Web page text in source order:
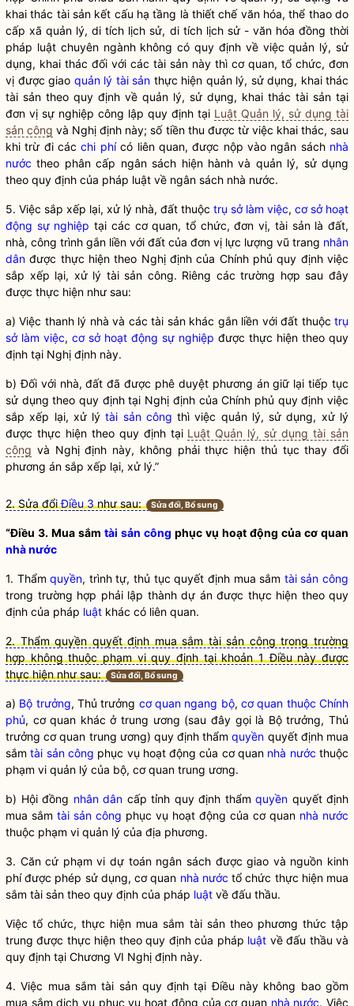
khai thác tài sản kết cấu hạ tầng là thiết chế văn hóa, thể thao do
cấp xã quản lý, di tích lịch sử, di tích lịch sử - văn hóa đồng thời
pháp luật chuyên ngành không có quy định về việc quản lý, sử
dụng, khai thác đối với các tài sản này thì cơ quan, tổ chức, đơn
vị được giao quản lý tài sản thực hiện quản lý, sử dụng, khai thác
tài sản theo quy định về quản lý, sử dụng, khai thác tài sản tại
đơn vị sự nghiệp công lập quy định tại Luật Quản lý, sử dụng tài
sản công và Nghị định này; số tiền thu được từ việc khai thác, sau
khi trừ đi cácchi phícó liên quan, được nộp vào ngân sách nhà
nước theo phân cấp ngân sách hiện hành và quản lý, sử dụng
theo quy định của pháp luật về ngân sách nhà nước.
5. Việc sắp xếp lại, xử lý nhà, đất thuộc trụ sở làm việc, cơ sở hoạt
động sự nghiệp tại các cơ quan, tổ chức, đơn vị, tài sản là đất,
nhà, công trình gắn liền với đất của đơn vị lực lượng vũ trang nhân
dân được thực hiện theo Nghị định của Chính phủ quy định việc
sắp xếp lại, xử lý tài sản công. Riêng các trường hợp sau đây
được thực hiện như sau:
a) Việc thanh lý nhà và các tài sản khác gắn liền với đất thuộc trụ
sở làm việc, cơ sở hoạt động sự nghiệp được thực hiện theo quy
định tại Nghị định này.
b) Đối với nhà, đất đã được phê duyệt phương án giữ lại tiếp tục
sử dụng theo quy định tại Nghị định của Chính phủ quy định việc
sắp xếp lại, xử lýtài sản công thì việc quản lý, sử dụng, xử lý
được thực hiện theo quy định tại Luật Quản lý, sử dụng tài sản
công và Nghị định này, không phải thực hiện thủ tục thay đổi
phương án sắp xếp lại, xử lý.”
2. Sửa đổiĐiều 3như sau: Sửa đổi, Bổ sung
“Điều 3. Mua sắm tài sản công phục vụ hoạt động của cơ quan
nhà nước
1. Thẩmquyền, trình tự, thủ tục quyết định mua sắm tài sản công
trong trường hợp phải lập thành dự án được thực hiện theo quy
định của pháp luật khác có liên quan.
2. Thẩm quyền quyết định mua sắm tài sản công trong trường
hợp không thuộc phạm vi quy định tại khoản 1 Điều này được
thực hiện như sau:
Sửa đổi, Bổ sung
a) Bộ trưởng, Thủ trưởng cơ quan ngang bộ,cơ quan thuộc Chính
phủ, cơ quan khác ở trung ương (sau đây gọi là Bộ trưởng, Thủ
trưởng cơ quan trung ương) quy định thẩmquyền quyết định mua
sắmtài sản công phục vụ hoạt động của cơ quan nhà nước thuộc
phạm vi quản lý của bộ, cơ quan trung ương.
b) Hội đồng nhân dân cấp tỉnh quy định thẩm quyền quyết định
mua sắm tài sản công phục vụ hoạt động của cơ quan nhà nước
thuộc phạm vi quản lý của địa phương.
3. Căn cứ phạm vi dự toán ngân sách được giao và nguồn kinh
phí được phép sử dụng, cơ quan nhà nước tổ chức thực hiện mua
sắm tài sản theo quy định của pháp luật về đấu thầu.
Việc tổ chức, thực hiện mua sắm tài sản theo phương thức tập
trung được thực hiện theo quy định của pháp luật về đấu thầu và
quy định tại Chương VI Nghị định này.
4. Việc mua sắm tài sản quy định tại Điều này không bao gồm
mua sắm dịch vụ phục vụ hoạt động của cơ quan nhà nước. Việc